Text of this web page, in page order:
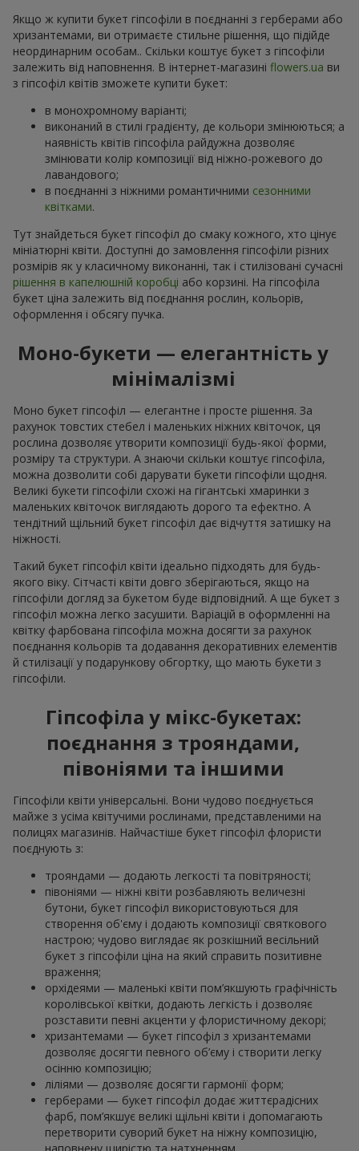
Якщо ж купити букет гіпсофіли в поєднанні з герберами або
хризантемами, ви отримаєте стильне рішення, що підійде
неординарним особам.. Скільки коштує букет з гіпсофіли
залежить від наповнення. В інтернет-магазині flowers.ua ви
з гіпсофіл квітів зможете купити букет:
в монохромному варіанті;
виконаний в стилі градієнту, де кольори змінюються; а
наявність квітів гіпсофіла райдужна дозволяє
змінювати колір композиції від ніжно-рожевого до
лавандового;
в поєднанні з ніжними романтичними сезонними
квітками.
Тут знайдеться букет гіпсофіл до смаку кожного, хто цінує
мініатюрні квіти. Доступні до замовлення гіпсофіли різних
розмірів як у класичному виконанні, так і стилізовані сучасні
рішення в капелюшній коробці або корзині. На гіпсофіла
букет ціна залежить від поєднання рослин, кольорів,
оформлення і обсягу пучка.
Моно-букети — елегантність у
мінімалізмі
Моно букет гіпсофіл — елегантне і просте рішення. За
рахунок товстих стебел і маленьких ніжних квіточок, ця
рослина дозволяє утворити композиції будь-якої форми,
розміру та структури. А знаючи скільки коштує гіпсофіла,
можна дозволити собі дарувати букети гіпсофіли щодня.
Великі букети гіпсофіли схожі на гігантські хмаринки з
маленьких квіточок виглядають дорого та ефектно. А
тендітний щільний букет гіпсофіл дає відчуття затишку на
ніжності.
Такий букет гіпсофіл квіти ідеально підходять для будь-
якого віку. Сітчасті квіти довго зберігаються, якщо на
гіпсофіли догляд за букетом буде відповідний. А ще букет з
гіпсофіл можна легко засушити. Варіацій в оформленні на
квітку фарбована гіпсофіла можна досягти за рахунок
поєднання кольорів та додавання декоративних елементів
й стилізації у подарункову обгортку, що мають букети з
гіпсофіли.
Гіпсофіла у мікс-букетах:
поєднання з трояндами,
півоніями та іншими
Гіпсофіли квіти універсальні. Вони чудово поєднується
майже з усіма квітучими рослинами, представленими на
полицях магазинів. Найчастіше букет гіпсофіл флористи
поєднують з:
трояндами — додають легкості та повітряності;
півоніями — ніжні квіти розбавляють величезні
бутони, букет гіпсофіл використовуються для
створення об'єму і додають композиції святкового
настрою; чудово виглядає як розкішний весільний
букет з гіпсофіли ціна на який справить позитивне
враження;
орхідеями — маленькі квіти пом’якшують графічність
королівської квітки, додають легкість і дозволяє
розставити певні акценти у флористичному декорі;
хризантемами — букет гіпсофіл з хризантемами
дозволяє досягти певного об’єму і створити легку
осінню композицію;
ліліями — дозволяє досягти гармонії форм;
герберами — букет гіпсофіл додає життєрадісних
фарб, пом’якшує великі щільні квіти і допомагають
перетворити суворий букет на ніжну композицію,
наповнену щирістю та натхненням.